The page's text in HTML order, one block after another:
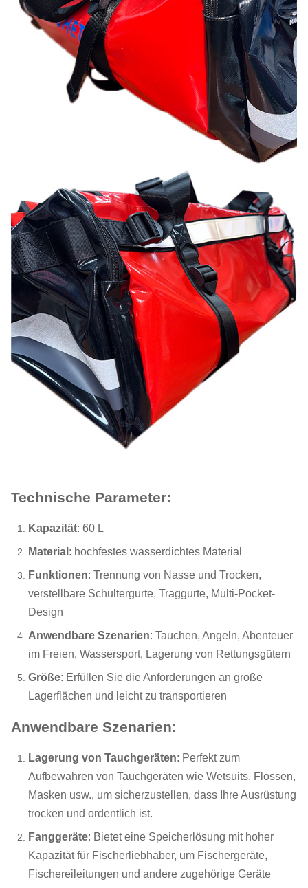
Technische Parameter:
Kapazität: 60 L
Material : hochfestes wasserdichtes Material
Funktionen: Trennung von Nasse und Trocken,
verstellbare Schultergurte, Traggurte, Multi-Pocket-
Design
Anwendbare Szenarien: Tauchen, Angeln, Abenteuer
im Freien, Wassersport, Lagerung von Rettungsgütern
Größe: Erfüllen Sie die Anforderungen an große
Lagerflächen und leicht zu transportieren
Anwendbare Szenarien:
Lagerung von Tauchgeräten: Perfekt zum
Aufbewahren von Tauchgeräten wie Wetsuits, Flossen,
Masken usw., um sicherzustellen, dass Ihre Ausrüstung
trocken und ordentlich ist.
Fanggeräte: Bietet eine Speicherlösung mit hoher
Kapazität für Fischerliebhaber, um Fischergeräte,
Fischereileitungen und andere zugehörige Geräte